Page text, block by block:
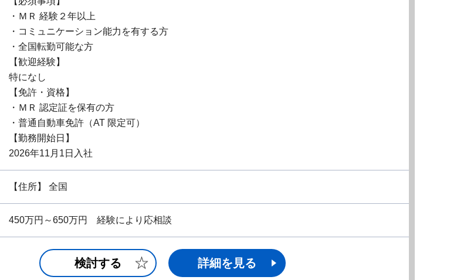
・ＭＲ 経験２年以上
・コミュニケーション能力を有する方
・全国転勤可能な方
【歓迎経験】
特になし
【免許・資格】
・ＭＲ 認定証を保有の方
・普通自動車免許（AT 限定可）
【勤務開始日】
2026年11月1日入社
【住所】 全国
450万円～650万円 経験により応相談
検討する 詳細を見る